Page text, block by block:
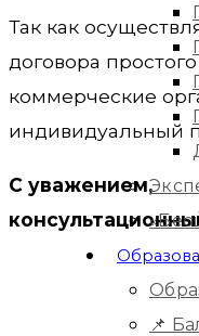
📌
Так как
договора
коммерческие
индивидуальный
С уважением,